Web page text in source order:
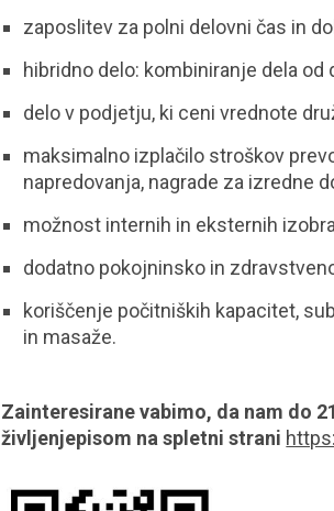
zaposlitev za polni delovni čas in
hibridno delo: kombiniranje dela
delo v podjetju, ki ceni vrednote
maksimalno izplačilo stroškov
napredovanja, nagrade za izredne
možnost internih in eksternih
dodatno pokojninsko in
koriščenje počitniških kapacitet,
in masaže.
Zainteresirane vabimo, da nam do
življenjepisom na spletni strani